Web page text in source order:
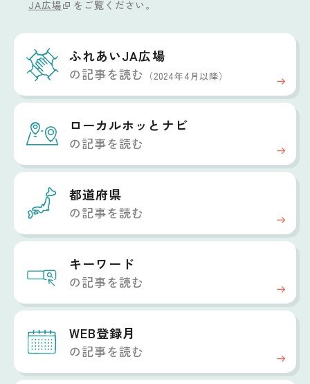
JA広場
をご覧ください。
ふれあいJA広場
の記事を読む （2024年4月以降）
ローカルホッと ナビ
の記事を読む
都道府県
の記事を読む
キーワード
の記事を読む
WEB登録月
の記事を読む